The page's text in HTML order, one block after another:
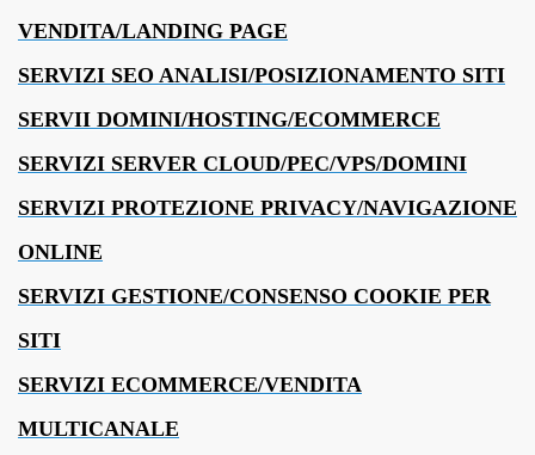
VENDITA/LANDING PAGE
SERVIZI SEO ANALISI/POSIZIONAMENTO SITI
SERVII DOMINI/HOSTING/ECOMMERCE
SERVIZI SERVER CLOUD/PEC/VPS/DOMINI
SERVIZI PROTEZIONE PRIVACY/NAVIGAZIONE
ONLINE
SERVIZI GESTIONE/CONSENSO COOKIE PER
SITI
SERVIZI ECOMMERCE/VENDITA
MULTICANALE